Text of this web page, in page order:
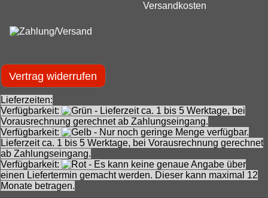
Versandkosten
Vertrag widerrufen
Lieferzeiten:
Verfügbarkeit:
- Lieferzeit ca. 1 bis 5 Werktage, bei
Vorausrechnung gerechnet ab Zahlungseingang.
Verfügbarkeit:
- Nur noch geringe Menge verfügbar.
Lieferzeit ca. 1 bis 5 Werktage, bei Vorausrechnung gerechnet
ab Zahlungseingang.
Verfügbarkeit:
- Es kann keine genaue Angabe über
einen Liefertermin gemacht werden. Dieser kann maximal 12
Monate betragen.